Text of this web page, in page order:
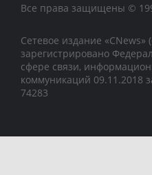
Все права защищены ©
Сетевое издание «CNews»
зарегистрировано
сфере связи,
коммуникаций 09.11.2018
74283